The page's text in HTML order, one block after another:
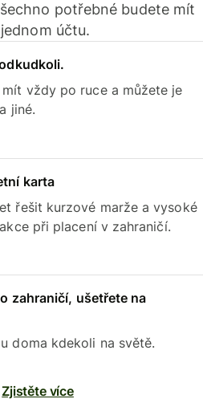
potřebné budete mít
účtu.
vždy po ruce a můžete je
jiné.
karta
řešit kurzové marže a vysoké
při placení v zahraničí.
zahraničí, ušetřete na
doma kdekoli na světě.
Zjistěte více